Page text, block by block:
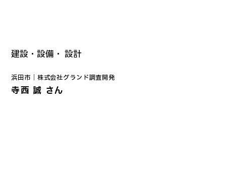
建設・設備・ 設計
浜田市｜ 株式会社グランド調査開発
寺西 誠 さん